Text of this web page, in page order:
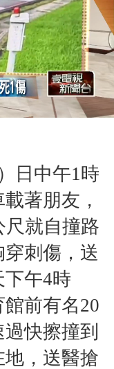
）
日中午1時
著朋友，
尺就自撞路
刺傷，送
午4時
前有名20
快擦撞到
，送醫搶